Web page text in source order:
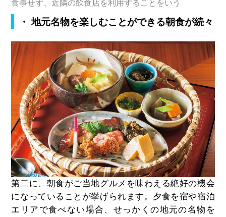
食事せず、近隣の飲食店を利用することをいう
・ 地元名物を楽しむことができる朝食が続々
第二に、朝食がご当地グルメを味わえる絶好の機会
になっていることが挙げられます。夕食を宿や宿泊
エリアで食べない場合、せっかくの地元の名物を